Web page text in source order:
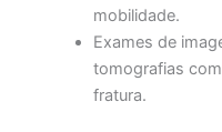
mobilidade.
Exames de
tomografias
fratura.